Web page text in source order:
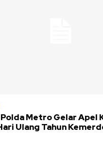
Metro Gelar Apel
Ulang Tahun